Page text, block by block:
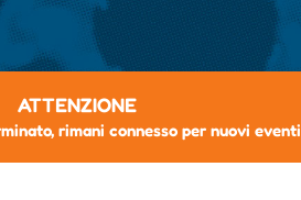
ATTENZIONE
rimani connesso per nuovi eventi